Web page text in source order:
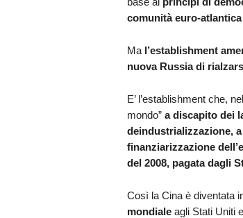
comunità euro-atlantica
Ma l’establishment
nuova Russia di
E’ l’establishment che,
mondo” a discapito dei
deindustrializzazione,
finanziarizzazione
del 2008, pagata dagli
Così la Cina è diventata
mondialeagli Stati Uniti